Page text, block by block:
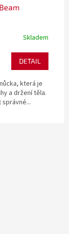
Skladem
DETAIL
která je
a držení těla.